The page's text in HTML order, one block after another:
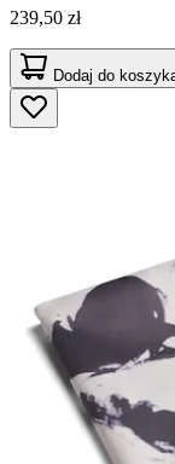
239,50 zł
Dodaj do